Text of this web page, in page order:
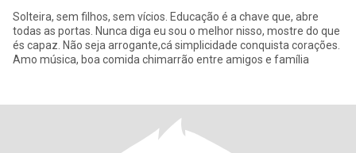
Solteira, sem filhos, sem vícios. Educação é a chave que, abre
todas as portas. Nunca diga eu sou o melhor nisso, mostre do que
és capaz. Não seja arrogante,cá simplicidade conquista corações.
Amo música, boa comida chimarrão entre amigos e família